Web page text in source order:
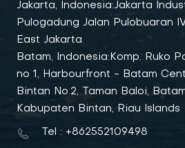
Jakarta, Indonesia:Jakarta
Pulogadung Jalan Pulobuaran
East Jakarta
Batam, Indonesia:Komp. Ruko
no 1, Harbourfront - Batam
Bintan No.2, Taman Baloi,
Kabupaten Bintan, Riau Islands
Tel : +862552109498